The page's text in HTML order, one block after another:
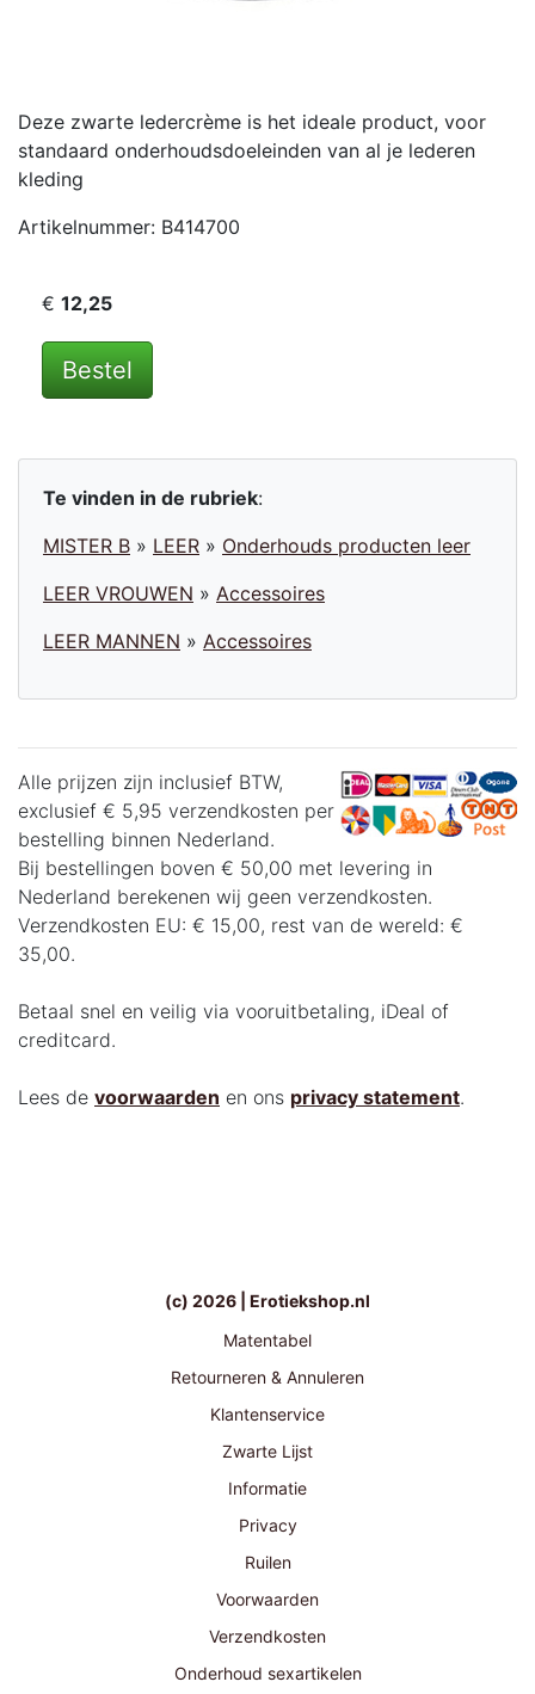
Deze zwarte ledercrème is het ideale product, voor
standaard onderhoudsdoeleinden van al je lederen
kleding
Artikelnummer: B414700
€ 12,25
Bestel
Te vinden in de rubriek:
MISTER B » LEER » Onderhouds producten leer
LEER VROUWEN » Accessoires
LEER MANNEN » Accessoires
Alle prijzen zijn inclusief BTW,
exclusief € 5,95 verzendkosten per
bestelling binnen Nederland.
Bij bestellingen boven € 50,00 met levering in
Nederland berekenen wij geen verzendkosten.
Verzendkosten EU: € 15,00, rest van de wereld: €
35,00.
Betaal snel en veilig via vooruitbetaling, iDeal of
creditcard.
Lees de voorwaarden en ons privacy statement.
(c) 2026 | Erotiekshop.nl
Matentabel
Retourneren & Annuleren
Klantenservice
Zwarte Lijst
Informatie
Privacy
Ruilen
Voorwaarden
Verzendkosten
Onderhoud sexartikelen